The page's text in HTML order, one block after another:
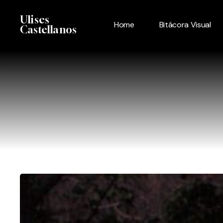
Ulises
Castellanos
Home Bitácora Visual
tumbas